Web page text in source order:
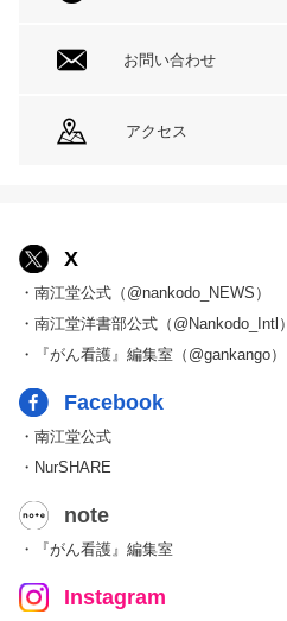
お問い合わせ
アクセス
X
・南江堂公式（@nankodo_NEWS）
・南江堂洋書部公式（@Nankodo_Intl）
・『がん看護』編集室（@gankango）
Facebook
・南江堂公式
・NurSHARE
note
・『がん看護』編集室
Instagram